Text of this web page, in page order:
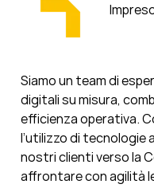
Siamo un team di
digitali su misura,
efficienza operativa.
l’utilizzo di tecnologie
nostri clienti verso la
affrontare con agilità